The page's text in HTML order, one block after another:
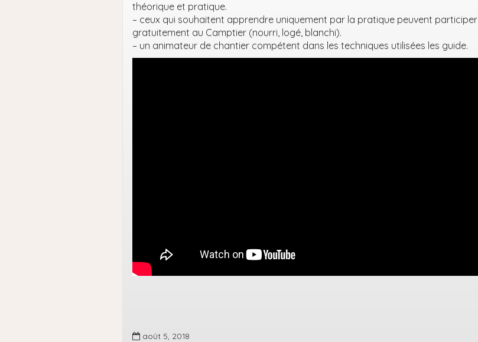
théorique et pratique.
– ceux qui souhaitent apprendre uniquement par la pratique peuvent participer
gratuitement au Camptier (nourri, logé, blanchi).
– un animateur de chantier compétent dans les techniques utilisées les guide.
août 5, 2018